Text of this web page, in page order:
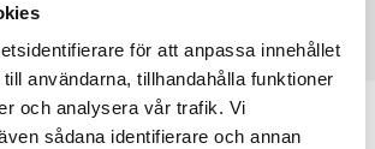
för att anpassa innehållet
användarna, tillhandahålla funktioner
och analysera vår trafik. Vi
sådana identifierare och annan
däck min bil?